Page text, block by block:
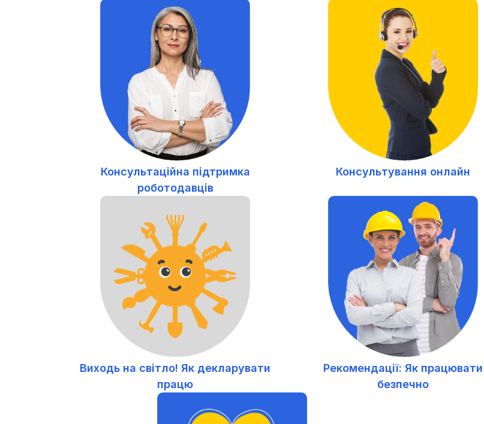
Консультаційна підтримка
роботодавців
Консультування онлайн
Виходь на світло! Як декларувати
працю
Рекомендації: Як працювати
безпечно